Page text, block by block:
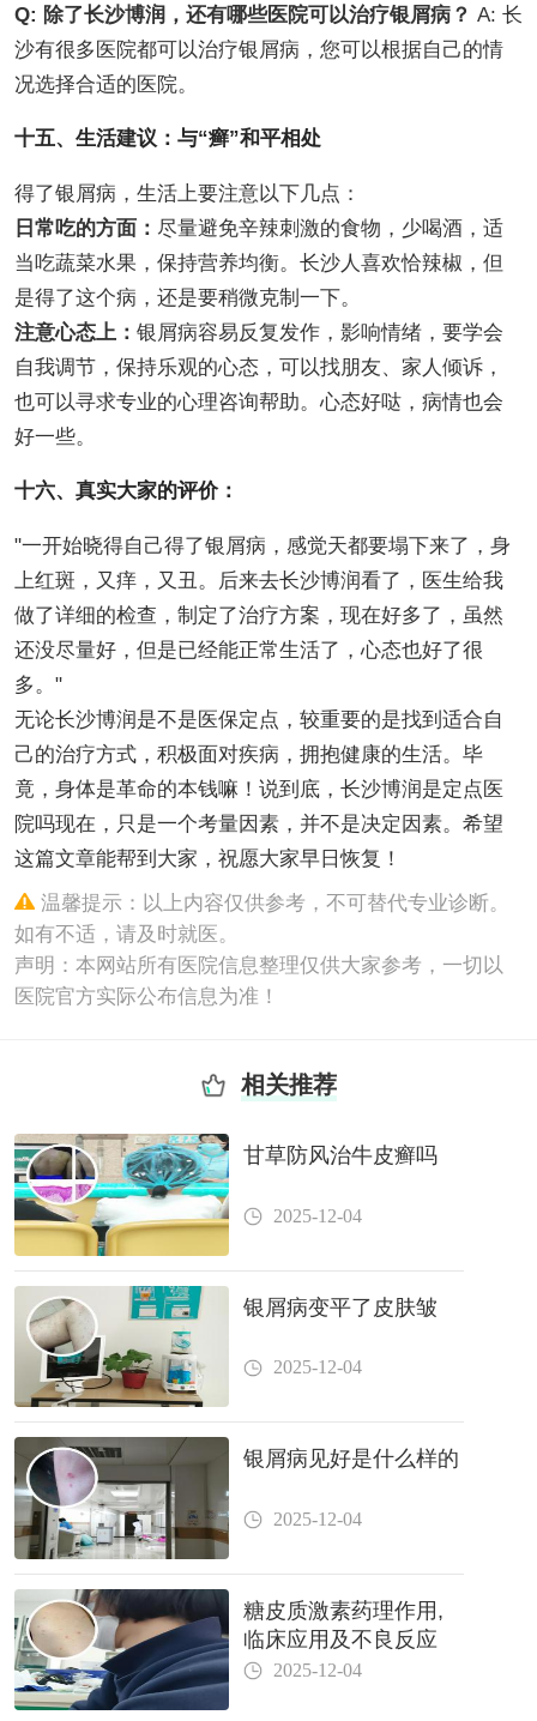
Q: 除了长沙博润，还有哪些医院可以治疗银屑病？ A: 长
沙有很多医院都可以治疗银屑病，您可以根据自己的情
况选择合适的医院。
十五、生活建议：与“癣”和平相处
得了银屑病，生活上要注意以下几点：
日常吃的方面： 尽量避免辛辣刺激的食物，少喝酒，适
当吃蔬菜水果，保持营养均衡。长沙人喜欢恰辣椒，但
是得了这个病，还是要稍微克制一下。
注意心态上： 银屑病容易反复发作，影响情绪，要学会
自我调节，保持乐观的心态，可以找朋友、家人倾诉，
也可以寻求专业的心理咨询帮助。心态好哒，病情也会
好一些。
十六、真实大家的评价：
"一开始晓得自己得了银屑病，感觉天都要塌下来了，身
上红斑，又痒，又丑。后来去长沙博润看了，医生给我
做了详细的检查，制定了治疗方案，现在好多了，虽然
还没尽量好，但是已经能正常生活了，心态也好了很
多。"
无论长沙博润是不是医保定点，较重要的是找到适合自
己的治疗方式，积极面对疾病，拥抱健康的生活。毕
竟，身体是革命的本钱嘛！说到底，长沙博润是定点医
院吗现在，只是一个考量因素，并不是决定因素。希望
这篇文章能帮到大家，祝愿大家早日恢复！
温馨提示：以上内容仅供参考，不可替代专业诊断。
如有不适，请及时就医。
声明：本网站所有医院信息整理仅供大家参考，一切以
医院官方实际公布信息为准！
相关推荐
甘草防风治牛皮癣吗
2025-12-04
银屑病变平了皮肤皱
2025-12-04
银屑病见好是什么样的
2025-12-04
糖皮质激素药理作用,
临床应用及不良反应
2025-12-04